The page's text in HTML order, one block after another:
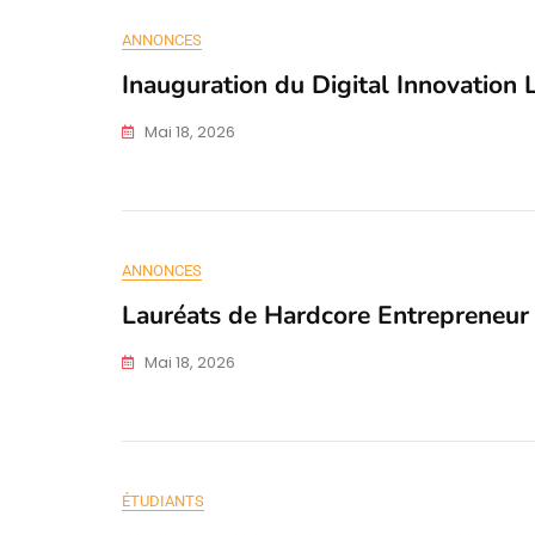
ANNONCES
Inauguration du Digital Innovation
Mai 18, 2026
ANNONCES
Lauréats de Hardcore
Mai 18, 2026
ÉTUDIANTS